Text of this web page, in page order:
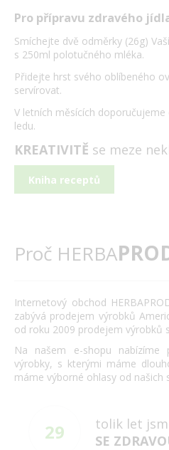
Pro přípravu zdravého
Smíchejte dvě odměrky (26g)
s 250ml polotučného mléka.
Přidejte hrst svého oblíbeného
servírovat.
V letních měsících
ledu.
KREATIVITĚ se meze
Kniha receptů
Proč HERBA
Internetový obchod
zabývá prodejem výrobků
od roku 2009 prodejem výrobků
Na našem e-shopu nabízíme
výrobky, s kterými máme
máme výborné ohlasy od našich
29
tolik let
SE